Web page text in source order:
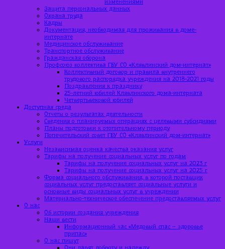
изменениями
Защита персональных данных
Охрана труда
Кадры
Документация, необходимая для проживания в доме-
интернате
Медицинское обслуживание
Транспортное обслуживание
Гражданская оборона
Профсоюз коллектива ГБУ СО «Клявлинский дом-интернат»
Коллективный договор и правила внутреннего
трудового распорядка учреждения на 2018-2021 годы
Поздравления к празднику
25-летний юбилей Клявлинского дома-интерната
Четвертьвековой юбилей
Доступная среда
Отчеты о результатах деятельности
Сведения о планируемых операциях с целевыми субсидиями
Планы подготовки к отопительному периоду
Попечительский совет ГБУ СО «Клявлинский дом-интернат»
Услуги
Независимая оценка качества оказания услуг
Тарифы на получение социальных услуг по годам
Тарифы на получение социальных услуг на 2023 г
Тарифы на получение социальных услуг на 2025 г
Форма социального обслуживания, в которой поставщик
социальных услуг предоставляет социальные услуги и
основные виды социальных услуг в учреждении
Материально-техническое обеспечение предоставляемых услуг
О нас
Об истории создания учреждения
Наши вести
Информационный час «Медовый спас – здоровье
припас»
О нас пишут
Они дарят доброту и надежду